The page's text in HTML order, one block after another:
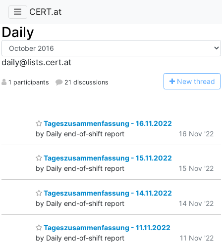
CERT.at
Daily
daily@lists.cert.at
1 participants 21 discussions New thread
Tageszusammenfassung - 16.11.2022
by Daily end-of-shift report
16 Nov '22
Tageszusammenfassung - 15.11.2022
by Daily end-of-shift report
15 Nov '22
Tageszusammenfassung - 14.11.2022
by Daily end-of-shift report
14 Nov '22
Tageszusammenfassung - 11.11.2022
by Daily end-of-shift report
11 Nov '22